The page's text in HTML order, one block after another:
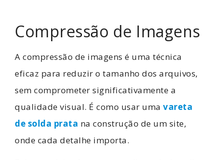
Compressão de Imagens
A compressão de imagens é uma técnica
eficaz para reduzir o tamanho dos arquivos,
sem comprometer significativamente a
qualidade visual. É como usar uma vareta
de solda prata na construção de um site,
onde cada detalhe importa.